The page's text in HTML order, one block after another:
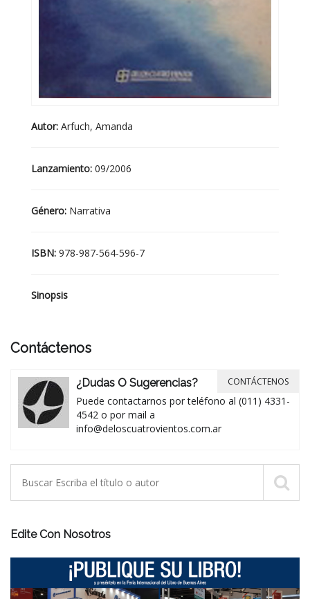
Autor: Arfuch, Amanda
Lanzamiento: 09/2006
Género: Narrativa
ISBN: 978-987-564-596-7
Sinopsis
Contáctenos
¿Dudas O Sugerencias?
Puede contactarnos por teléfono al (011) 4331-
4542 o por mail a
info@deloscuatrovientos.com.ar
CONTÁCTENOS
Edite Con Nosotros